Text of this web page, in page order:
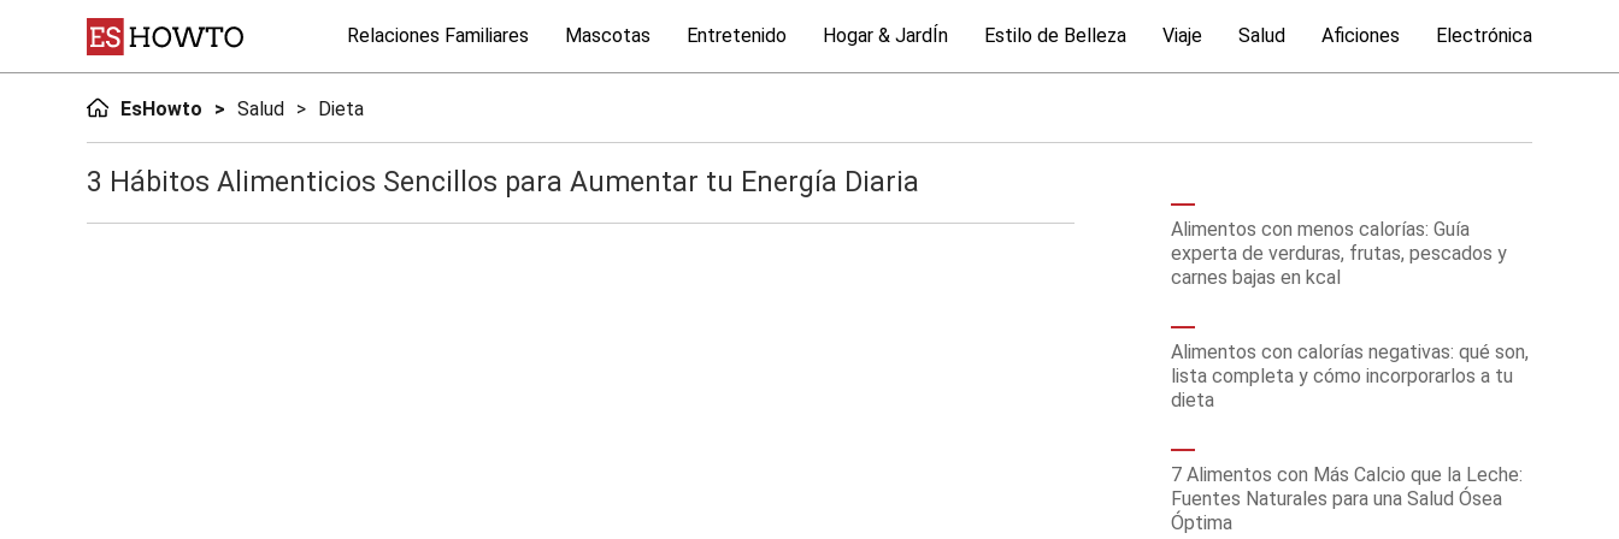
Relaciones Familiares Mascotas Entretenido Hogar & JardÍn Estilo de Belleza Viaje Salud Aficiones Electrónica
EsHowto Salud Dieta
3 Hábitos Alimenticios Sencillos para Aumentar tu Energía Diaria
Alimentos con menos calorías: Guía
experta de verduras, frutas, pescados y
carnes bajas en kcal
Alimentos con calorías negativas: qué son,
lista completa y cómo incorporarlos a tu
dieta
7 Alimentos con Más Calcio que la Leche:
Fuentes Naturales para una Salud Ósea
Óptima